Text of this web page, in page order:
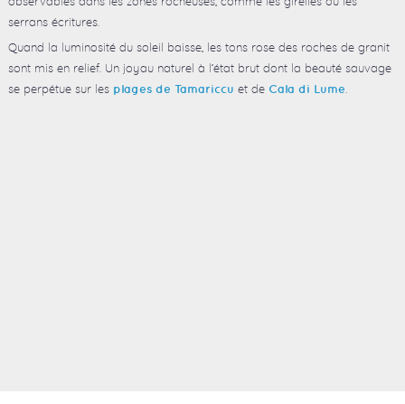
serrans écritures.
Quand la luminosité du soleil baisse, les tons rose des roches de granit
sont mis en relief. Un joyau naturel à l’état brut dont la beauté sauvage
se perpétue sur les plages de Tamariccu et de Cala di Lume.